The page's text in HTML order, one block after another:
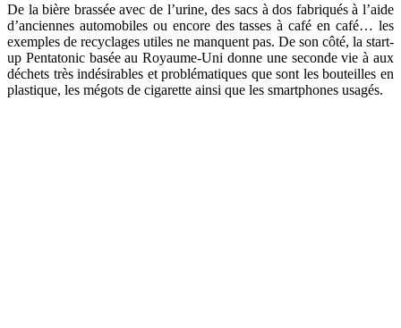
De la bière brassée avec de l’urine, des sacs à dos fabriqués à l’aide
d’anciennes automobiles ou encore des tasses à café en café… les
exemples de recyclages utiles ne manquent pas. De son côté, la start-
up Pentatonic basée au Royaume-Uni donne une seconde vie à aux
déchets très indésirables et problématiques que sont les bouteilles en
plastique, les mégots de cigarette ainsi que les smartphones usagés.